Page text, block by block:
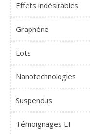
Effets indésirables
Graphène
Lots
Nanotechnologies
Suspendus
Témoignages EI